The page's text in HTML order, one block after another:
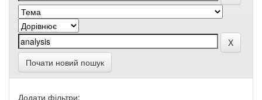
Почати новий пошук
Додати фільтри: